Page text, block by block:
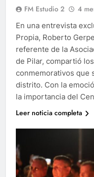
FM Estudio 2 4
En una entrevista
Propia, Roberto
referente de la
de Pilar, compartió
conmemorativos que
distrito. Con la
la importancia del
Leer noticia completa